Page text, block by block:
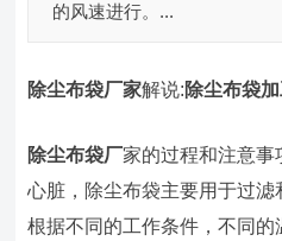
的风速进行。...
除尘布袋厂家解说:除尘布袋
除尘布袋厂家的过程和注意事
心脏，除尘布袋主要用于过
根据不同的工作条件，不同的